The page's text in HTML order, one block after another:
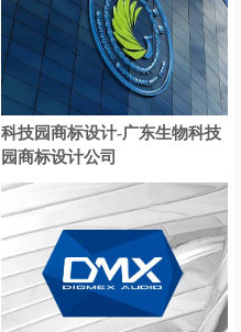
科技园商标设计-广东生物科技
园商标设计公司